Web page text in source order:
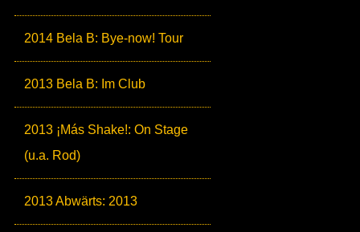
2014 Bela B: Bye-now! Tour
2013 Bela B: Im Club
2013 ¡Más Shake!: On Stage
(u.a. Rod)
2013 Abwärts: 2013